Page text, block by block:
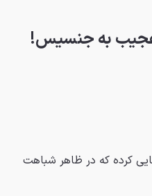
کرده که در ظاهر شباهت